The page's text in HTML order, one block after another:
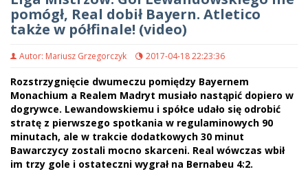
pomógł, Real dobił Bayern. Atletico
także w półfinale! (video)
Autor: Mariusz Grzegorczyk 2017-04-18 22:23:36
Rozstrzygnięcie dwumeczu pomiędzy Bayernem
Monachium a Realem Madryt musiało nastąpić dopiero w
dogrywce. Lewandowskiemu i spółce udało się odrobić
stratę z pierwszego spotkania w regulaminowych 90
minutach, ale w trakcie dodatkowych 30 minut
Bawarczycy zostali mocno skarceni. Real wówczas wbił
im trzy gole i ostateczni wygrał na Bernabeu 4:2.